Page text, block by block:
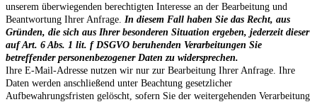
unserem überwiegenden berechtigten Interesse an der Bearbeitung und
Beantwortung Ihrer Anfrage. In diesem Fall haben Sie das Recht, aus
Gründen, die sich aus Ihrer besonderen Situation ergeben, jederzeit dieser
auf Art. 6 Abs. 1 lit. f DSGVO beruhenden Verarbeitungen Sie
betreffender personenbezogener Daten zu widersprechen.
Ihre E-Mail-Adresse nutzen wir nur zur Bearbeitung Ihrer Anfrage. Ihre
Daten werden anschließend unter Beachtung gesetzlicher
Aufbewahrungsfristen gelöscht, sofern Sie der weitergehenden Verarbeitung